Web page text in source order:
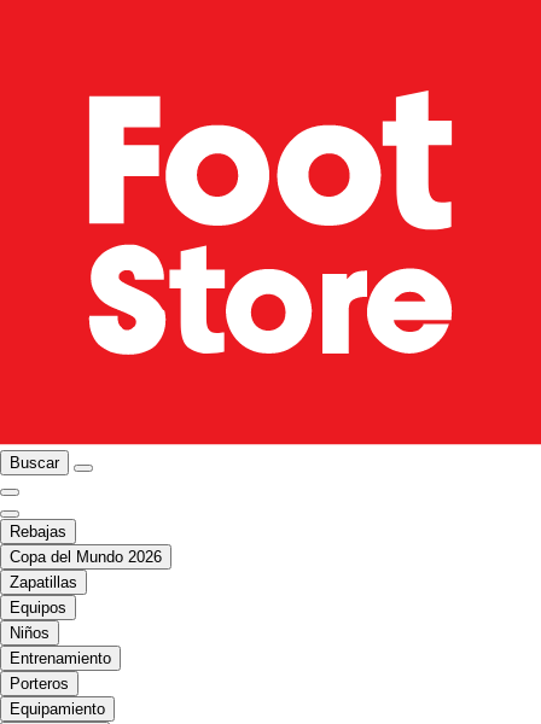
Buscar
Rebajas
Copa del Mundo 2026
Zapatillas
Equipos
Niños
Entrenamiento
Porteros
Equipamiento